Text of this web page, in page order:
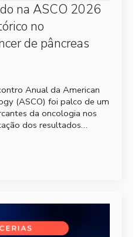
na ASCO 2026
no
de pâncreas
Anual da American
(ASCO) foi palco de um
da oncologia nos
dos resultados…